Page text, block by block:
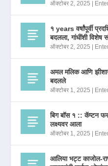
ऑक्टोबर 2, 2025
१ years वर्षांपूर्वी
बदलला, गांधींशी विशेष
ऑक्टोबर 2, 2025
अमल मलिक आणि झीशान
बदलले
ऑक्टोबर 1, 2025
बिग बॉस १ :: कॅप्टन
लक्ष्यवर आला
ऑक्टोबर 1, 2025
आलिया भट्ट काजोल-